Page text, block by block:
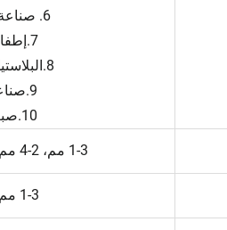
6. صناعة مواد البناء
7.إطفاء الحريق
8.البلاستيك والمطاط
9.صناعة الورق
10.صبغة اللؤلؤ
1-3 مم، 2-4 مم، 3-5 مم، 5-7 مم
1-3 مم، 3-5 مم